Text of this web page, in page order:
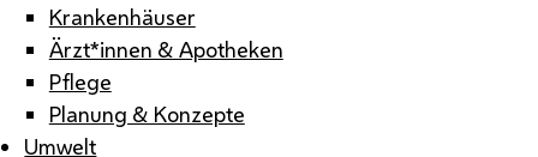
Krankenhäuser
Ärzt*innen & Apotheken
Pflege
Planung & Konzepte
Umwelt